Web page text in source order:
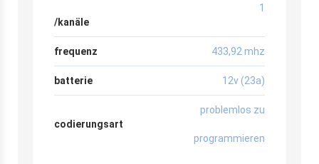
/kanäle
1
frequenz 433,92 mhz
batterie 12v (23a)
codierungsart
problemlos zu
programmieren